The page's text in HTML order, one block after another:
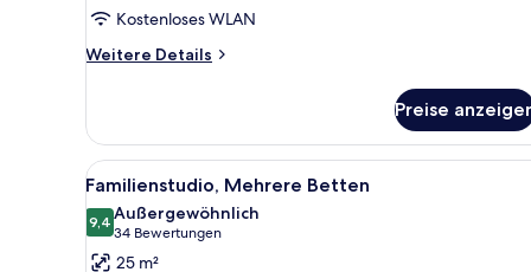
Kostenloses WLAN
Weitere Details
Weitere
Preise
Alle
Fotos
für
Familienstudio,
Ein Hotelzimmer mit zwei
5
Familienstudio, Mehrere Betten
9,49,4 von 10
Außergewöhnlich
34 Bewertungen
(34
Bewertungen)
25 m²